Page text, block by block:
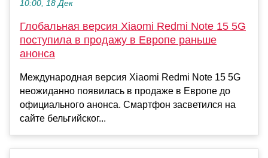
10:00, 18 Дек
Глобальная версия Xiaomi Redmi Note 15 5G
поступила в продажу в Европе раньше
анонса
Международная версия Xiaomi Redmi Note 15 5G
неожиданно появилась в продаже в Европе до
официального анонса. Смартфон засветился на
сайте бельгийског...